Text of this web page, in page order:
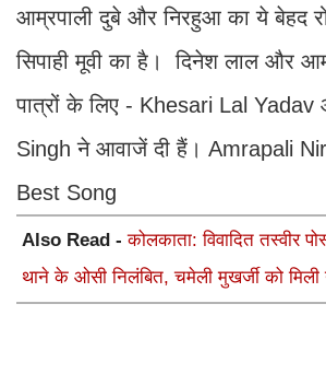
आम्रपाली दुबे और निरहुआ का ये बेहद
सिपाही मूवी का है। दिनेश लाल और
पात्रों के लिए - Khesari Lal
Singh ने आवाजें दी हैं। Amrapali
Best Song
Also Read -कोलकाता: विवादित तस्वीर
थाने के ओसी निलंबित, चमेली मुखर्जी को मिली